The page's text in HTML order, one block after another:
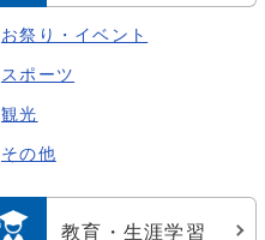
お祭り・イベント
スポーツ
観光
その他
教育・生涯学習